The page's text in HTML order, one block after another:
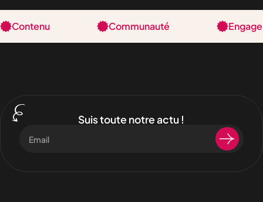
Contenu Communauté
Suis toute notre actu !